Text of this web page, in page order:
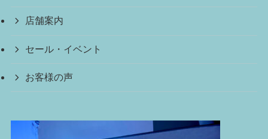
店舗案内
セール・イベント
お客様の声